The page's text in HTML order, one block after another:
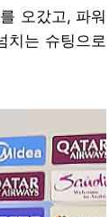
오갔고, 파워
치는 슈팅으로